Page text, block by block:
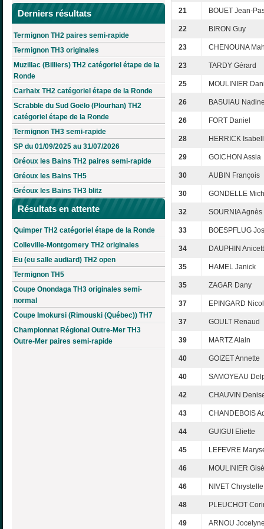
Derniers résultats
Termignon TH2 paires semi-rapide
Termignon TH3 originales
Muzillac (Billiers) TH2 catégoriel étape de la
Ronde
Carhaix TH2 catégoriel étape de la Ronde
Scrabble du Sud Goëlo (Plourhan) TH2
catégoriel étape de la Ronde
Termignon TH3 semi-rapide
SP du 01/09/2025 au 31/07/2026
Gréoux les Bains TH2 paires semi-rapide
Gréoux les Bains TH5
Gréoux les Bains TH3 blitz
Résultats en attente
Quimper TH2 catégoriel étape de la Ronde
Colleville-Montgomery TH2 originales
Eu (eu salle audiard) TH2 open
Termignon TH5
Coupe Onondaga TH3 originales semi-
normal
Coupe Imokursi (Rimouski (Québec)) TH7
Championnat Régional Outre-Mer TH3
Outre-Mer paires semi-rapide
21 BOUET Jean-
22 BIRON Guy
23 CHENOUNA
23 TARDY Gérard
25 MOULINIER
26 BASUIAU
26 FORT Daniel
28 HERRICK
29 GOICHON Assia
30 AUBIN François
30 GONDELLE
32 SOURNIA Agnès
33 BOESPFLUG
34 DAUPHIN
35 HAMEL Janick
35 ZAGAR Dany
37 EPINGARD
37 GOULT Renaud
39 MARTZ Alain
40 GOIZET Annette
40 SAMOYEAU
42 CHAUVIN
43 CHANDEBOIS
44 GUIGUI Eliette
45 LEFEVRE
46 MOULINIER
46 NIVET Chrystelle
48 PLEUCHOT
49 ARNOU